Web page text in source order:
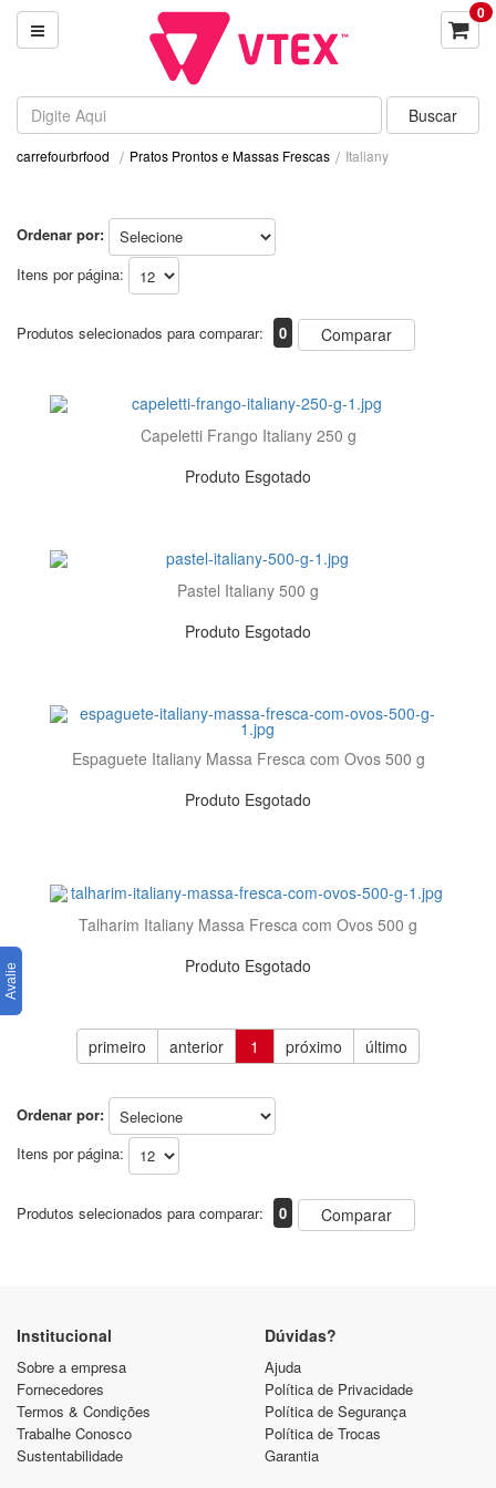
0
carrefourbrfood Pratos Prontos e Massas Frescas Italiany
Ordenar por:
Itens por página:
Produtos selecionados para comparar: 0 Comparar
Capeletti Frango Italiany 250 g
Produto Esgotado
Pastel Italiany 500 g
Produto Esgotado
Espaguete Italiany Massa Fresca com Ovos 500 g
Produto Esgotado
Talharim Italiany Massa Fresca com Ovos 500 g
Produto Esgotado
primeiro anterior 1 próximo último
Ordenar por:
Itens por página:
Produtos selecionados para comparar: 0 Comparar
Institucional
Sobre a empresa
Fornecedores
Termos & Condições
Trabalhe Conosco
Sustentabilidade
Dúvidas?
Ajuda
Política de Privacidade
Política de Segurança
Política de Trocas
Garantia